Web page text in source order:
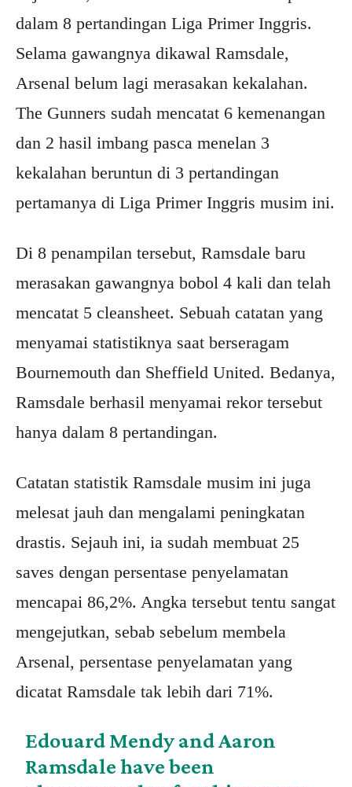
dalam 8 pertandingan Liga Primer Inggris.
Selama gawangnya dikawal Ramsdale,
Arsenal belum lagi merasakan kekalahan.
The Gunners sudah mencatat 6 kemenangan
dan 2 hasil imbang pasca menelan 3
kekalahan beruntun di 3 pertandingan
pertamanya di Liga Primer Inggris musim ini.
Di 8 penampilan tersebut, Ramsdale baru
merasakan gawangnya bobol 4 kali dan telah
mencatat 5 cleansheet. Sebuah catatan yang
menyamai statistiknya saat berseragam
Bournemouth dan Sheffield United. Bedanya,
Ramsdale berhasil menyamai rekor tersebut
hanya dalam 8 pertandingan.
Catatan statistik Ramsdale musim ini juga
melesat jauh dan mengalami peningkatan
drastis. Sejauh ini, ia sudah membuat 25
saves dengan persentase penyelamatan
mencapai 86,2%. Angka tersebut tentu sangat
mengejutkan, sebab sebelum membela
Arsenal, persentase penyelamatan yang
dicatat Ramsdale tak lebih dari 71%.
Edouard Mendy and Aaron
Ramsdale have been